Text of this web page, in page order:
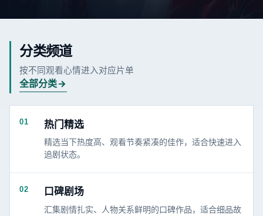
分类频道
按不同观看心情进入对应片单
全部分类
01 热门精选
精选当下热度高、观看节奏紧凑的佳作，适合快速进入
追剧状态。
02 口碑剧场
汇集剧情扎实、人物关系鲜明的口碑作品，适合细品故